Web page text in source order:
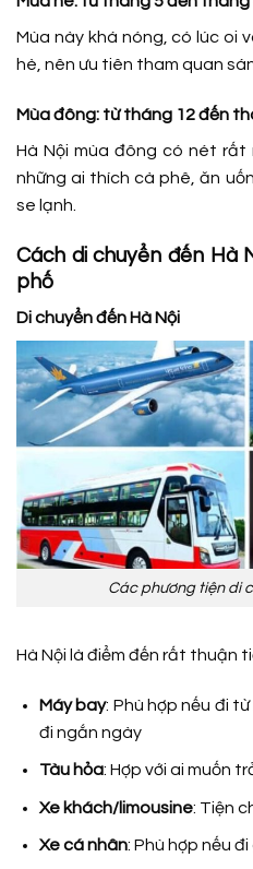
Mùa này khá nóng, có lúc oi
hè, nên ưu tiên tham quan
Mùa đông: từ tháng 12 đến
Hà Nội mùa đông có nét rất
những ai thích cà phê, ăn
se lạnh.
Cách di chuyển đến Hà
phố
Di chuyển đến Hà Nội
Các phương tiện di
Hà Nội là điểm đến rất thuận
Máy bay: Phù hợp nếu đi
đi ngắn ngày
Tàu hỏa: Hợp với ai muốn
Xe khách/limousine: Tiện
Xe cá nhân: Phù hợp nếu